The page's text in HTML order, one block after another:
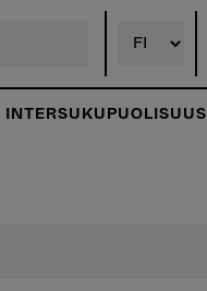
INTERSUKUPUOLISUUS